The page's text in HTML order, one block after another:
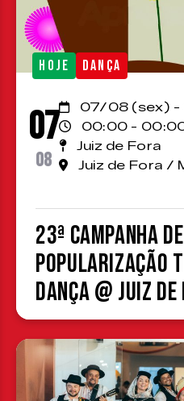
HOJE DANÇA
07
08
07/08 (sex) -
00:00 -
Juiz de Fora
Juiz de Fora /
23ª Campanha de
Popularização
Dança @ Juiz